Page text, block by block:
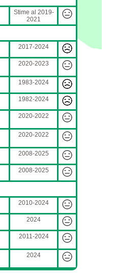
Stime al 2019-
2021
2017-2024
2020-2023
1983-2024
1982-2024
2020-2022
2020-2022
2008-2025
2008-2025
2010-2024
2024
2011-2024
2024